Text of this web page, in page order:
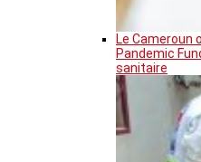
Le Cameroun
Pandemic
sanitaire